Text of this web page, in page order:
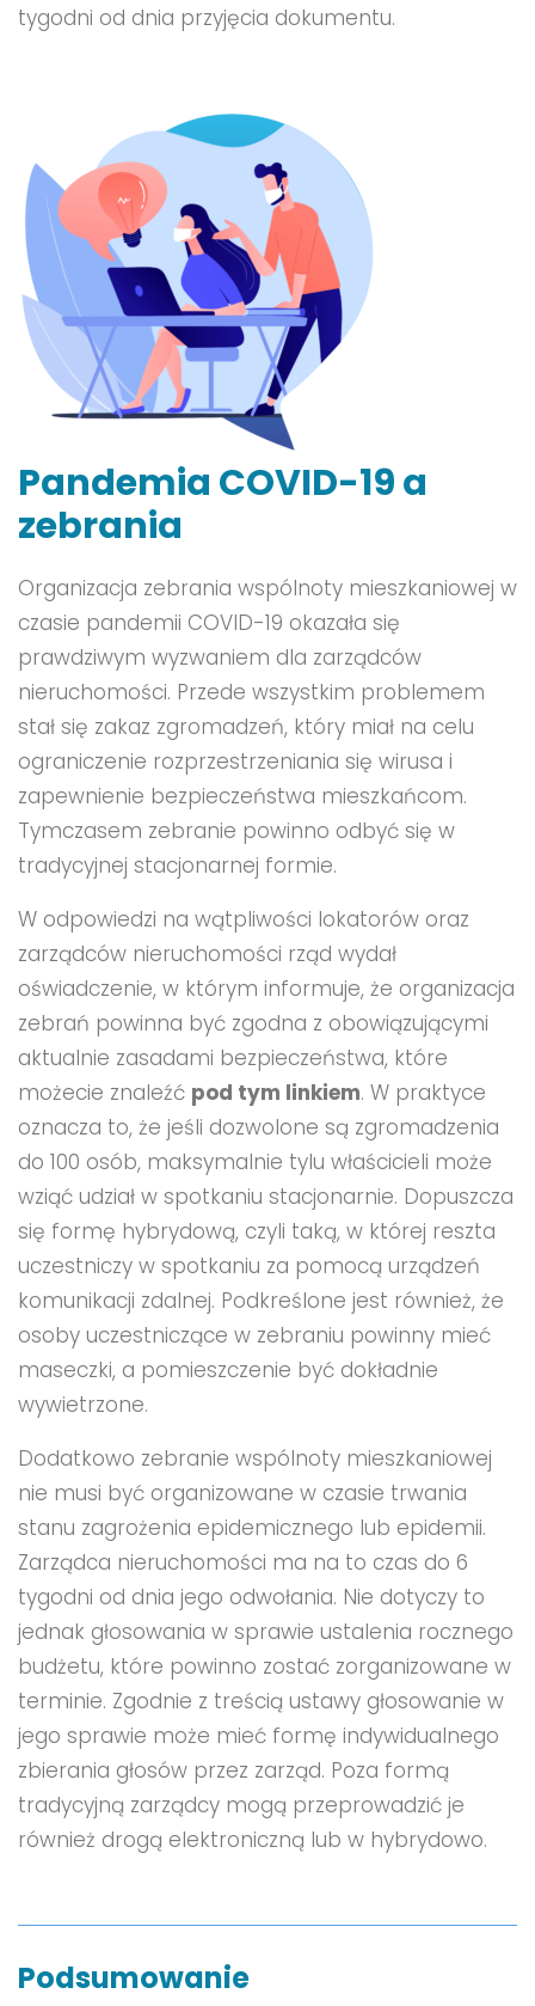
tygodni od dnia przyjęcia dokumentu.
Pandemia COVID-19 a
zebrania
Organizacja zebrania wspólnoty mieszkaniowej w
czasie pandemii COVID-19 okazała się
prawdziwym wyzwaniem dla zarządców
nieruchomości. Przede wszystkim problemem
stał się zakaz zgromadzeń, który miał na celu
ograniczenie rozprzestrzeniania się wirusa i
zapewnienie bezpieczeństwa mieszkańcom.
Tymczasem zebranie powinno odbyć się w
tradycyjnej stacjonarnej formie.
W odpowiedzi na wątpliwości lokatorów oraz
zarządców nieruchomości rząd wydał
oświadczenie, w którym informuje, że organizacja
zebrań powinna być zgodna z obowiązującymi
aktualnie zasadami bezpieczeństwa, które
możecie znaleźć pod tym linkiem. W praktyce
oznacza to, że jeśli dozwolone są zgromadzenia
do 100 osób, maksymalnie tylu właścicieli może
wziąć udział w spotkaniu stacjonarnie. Dopuszcza
się formę hybrydową, czyli taką, w której reszta
uczestniczy w spotkaniu za pomocą urządzeń
komunikacji zdalnej. Podkreślone jest również, że
osoby uczestniczące w zebraniu powinny mieć
maseczki, a pomieszczenie być dokładnie
wywietrzone.
Dodatkowo zebranie wspólnoty mieszkaniowej
nie musi być organizowane w czasie trwania
stanu zagrożenia epidemicznego lub epidemii.
Zarządca nieruchomości ma na to czas do 6
tygodni od dnia jego odwołania. Nie dotyczy to
jednak głosowania w sprawie ustalenia rocznego
budżetu, które powinno zostać zorganizowane w
terminie. Zgodnie z treścią ustawy głosowanie w
jego sprawie może mieć formę indywidualnego
zbierania głosów przez zarząd. Poza formą
tradycyjną zarządcy mogą przeprowadzić je
również drogą elektroniczną lub w hybrydowo.
Podsumowanie